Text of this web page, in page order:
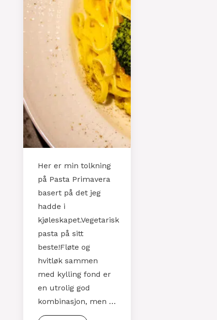
Her er min tolkning
på Pasta Primavera
basert på det jeg
hadde i
kjøleskapet.Vegetarisk
pasta på sitt
beste!Fløte og
hvitløk sammen
med kylling fond er
en utrolig god
kombinasjon, men …